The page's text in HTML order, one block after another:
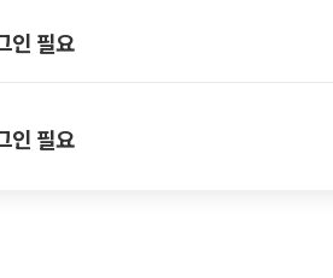
인 필요
인 필요